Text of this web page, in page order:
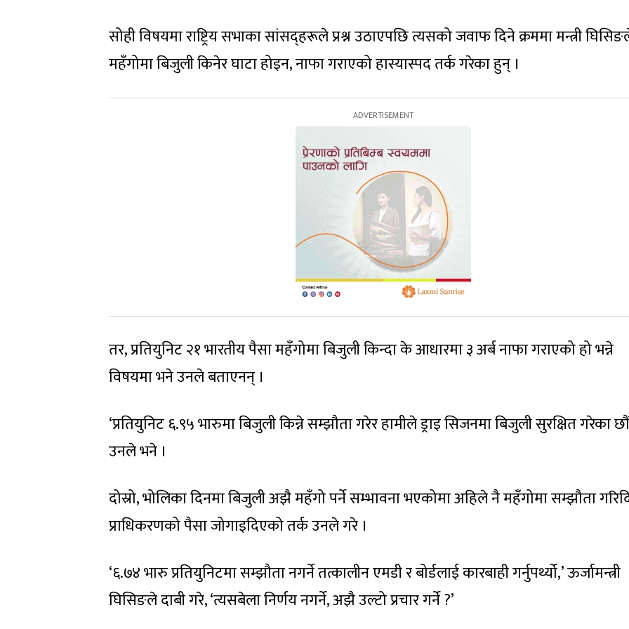
सोही विषयमा राष्ट्रिय सभाका सांसद्हरूले प्रश्न उठाएपछि त्यसको जवाफ दिने क्रममा मन्त्री
महँगोमा बिजुली किनेर घाटा होइन, नाफा गराएको हास्यास्पद तर्क गरेका हुन् ।
तर, प्रतियुनिट २१ भारतीय पैसा महँगोमा बिजुली किन्दा के आधारमा ३ अर्ब नाफा गराएको हो भन्ने
विषयमा भने उनले बताएनन् ।
‘प्रतियुनिट ६.९५ भारुमा बिजुली किन्ने सम्झौता गरेर हामीले ड्राइ सिजनमा बिजुली सुरक्षित गरेका
उनले भने ।
दोस्रो, भोलिका दिनमा बिजुली अझै महँगो पर्ने सम्भावना भएकोमा अहिले नै महँगोमा सम्झौता
प्राधिकरणको पैसा जोगाइदिएको तर्क उनले गरे ।
‘६.७४ भारु प्रतियुनिटमा सम्झौता नगर्ने तत्कालीन एमडी र बोर्डलाई कारबाही गर्नुपर्थ्यो,’ ऊर्जामन्त्री
घिसिङले दाबी गरे, ‘त्यसबेला निर्णय नगर्ने, अझै उल्टो प्रचार गर्ने ?’